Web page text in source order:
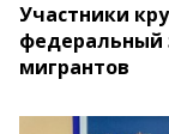
Участники
федеральный
мигрантов